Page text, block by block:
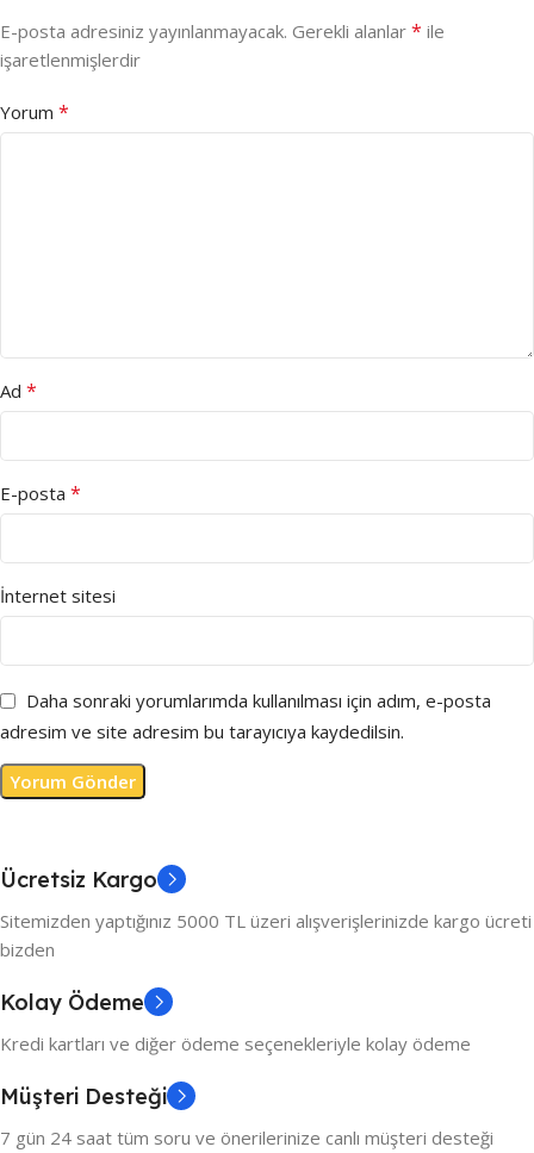
E-posta adresiniz yayınlanmayacak. Gerekli alanlar * ile
işaretlenmişlerdir
Yorum *
Ad *
E-posta *
İnternet sitesi
Daha sonraki yorumlarımda kullanılması için adım, e-posta
adresim ve site adresim bu tarayıcıya kaydedilsin.
Ücretsiz Kargo
Sitemizden yaptığınız 5000 TL üzeri alışverişlerinizde kargo ücreti
bizden
Kolay Ödeme
Kredi kartları ve diğer ödeme seçenekleriyle kolay ödeme
Müşteri Desteği
7 gün 24 saat tüm soru ve önerilerinize canlı müşteri desteği